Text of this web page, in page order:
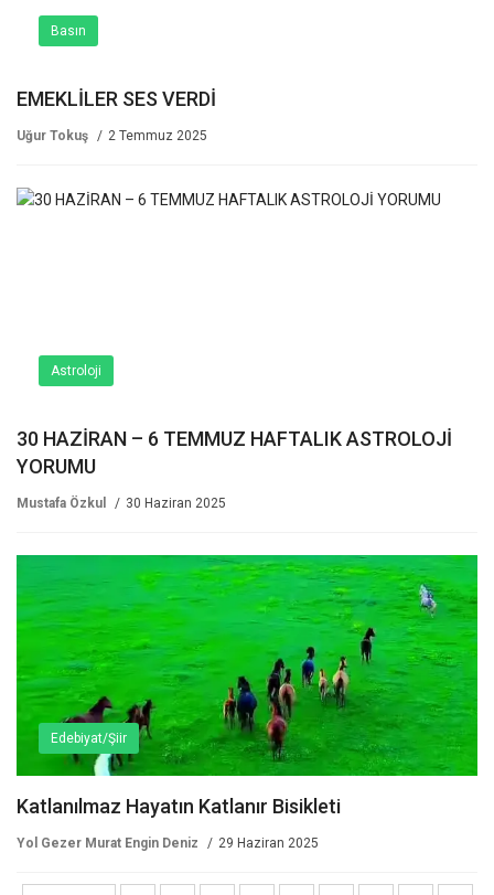
Basın
EMEKLİLER SES VERDİ
Uğur Tokuş 2 Temmuz 2025
Astroloji
30 HAZİRAN – 6 TEMMUZ HAFTALIK ASTROLOJİ
YORUMU
Mustafa Özkul 30 Haziran 2025
Edebiyat/Şiir
Katlanılmaz Hayatın Katlanır Bisikleti
Yol Gezer Murat Engin Deniz 29 Haziran 2025